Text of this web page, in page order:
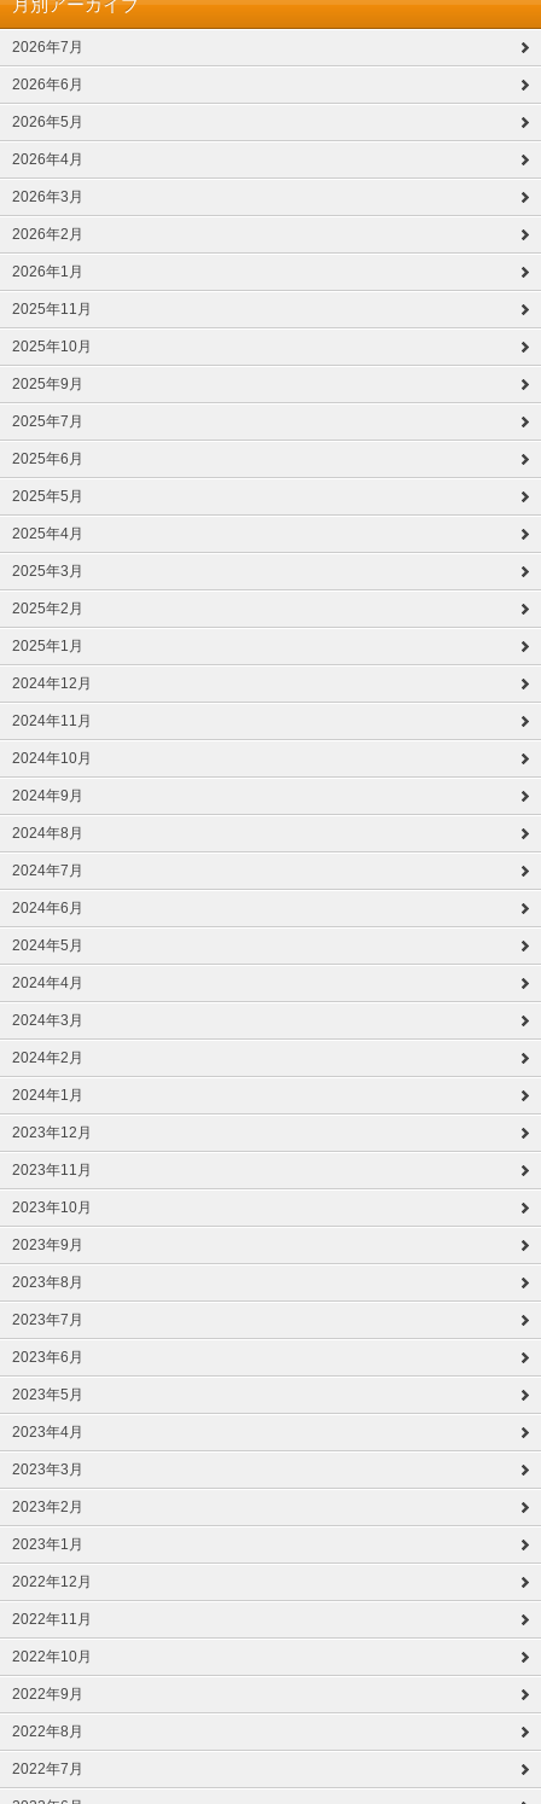
2026年7月
2026年6月
2026年5月
2026年4月
2026年3月
2026年2月
2026年1月
2025年11月
2025年10月
2025年9月
2025年7月
2025年6月
2025年5月
2025年4月
2025年3月
2025年2月
2025年1月
2024年12月
2024年11月
2024年10月
2024年9月
2024年8月
2024年7月
2024年6月
2024年5月
2024年4月
2024年3月
2024年2月
2024年1月
2023年12月
2023年11月
2023年10月
2023年9月
2023年8月
2023年7月
2023年6月
2023年5月
2023年4月
2023年3月
2023年2月
2023年1月
2022年12月
2022年11月
2022年10月
2022年9月
2022年8月
2022年7月